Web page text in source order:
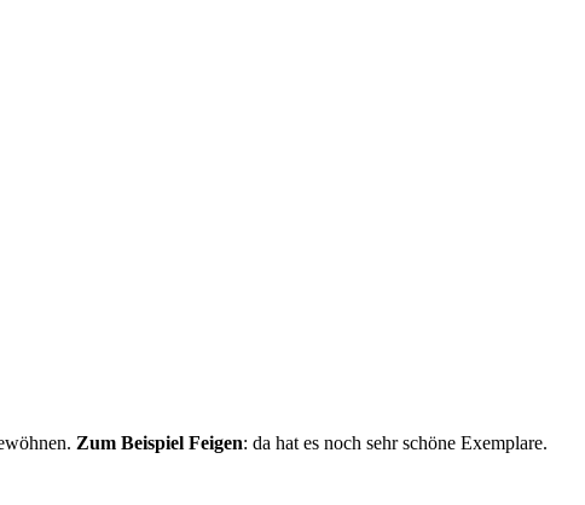
Zum Beispiel Feigen: da hat es noch sehr schöne Exemplare.